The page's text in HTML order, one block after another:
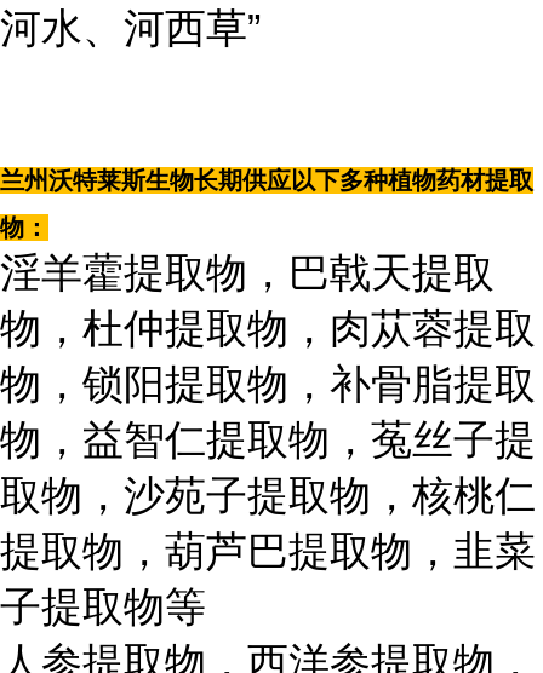
河水、河西草”
兰州沃特莱斯生物长期供应以下多种植物药材提取
物：
淫羊藿提取物，巴戟天提取
物，杜仲提取物，肉苁蓉提取
物，锁阳提取物，补骨脂提取
物，益智仁提取物，菟丝子提
取物，沙苑子提取物，核桃仁
提取物，葫芦巴提取物，韭菜
子提取物等
人参提取物，西洋参提取物，